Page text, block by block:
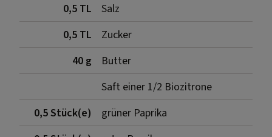
0,5 TL
Salz
0,5 TL
Zucker
40 g
Butter
Saft einer 1/2 Biozitrone
0,5 Stück(e)
grüner Paprika